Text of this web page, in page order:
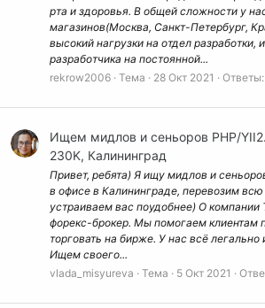
рта и здоровья. В общей сложности у
магазинов(Москва, Санкт-Петербург,
высокий нагрузки на отдел
разработчика на постоянной...
rekrow2006 Тема 28 Окт 2021
Ищем мидлов и сеньоров PHP/
230K, Калининград
Привет, ребята) Я ищу мидлов и
в офисе в Калининграде, перевозим
устраиваем вас поудобнее) О
форекс-брокер. Мы помогаем клиентам
торговать на бирже. У нас всё легально
Ищем своего...
vlada_misyureva
Тема 5 Окт 2021